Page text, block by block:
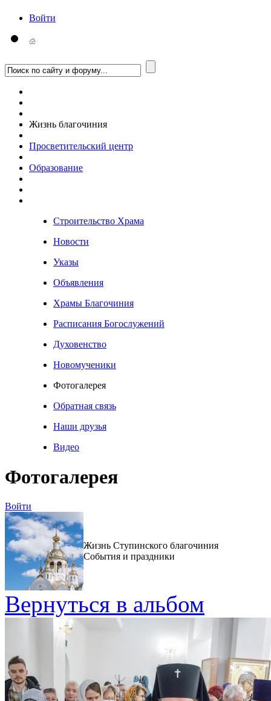
Войти
Жизнь благочиния
Просветительский центр
Образование
Строительство Храма
Новости
Указы
Объявления
Храмы Благочиния
Расписания Богослужений
Духовенство
Новомученики
Фотогалерея
Обратная связь
Наши друзья
Видео
Фотогалерея
Войти
Жизнь Ступинского благочиния
События и праздники
Вернуться в альбом